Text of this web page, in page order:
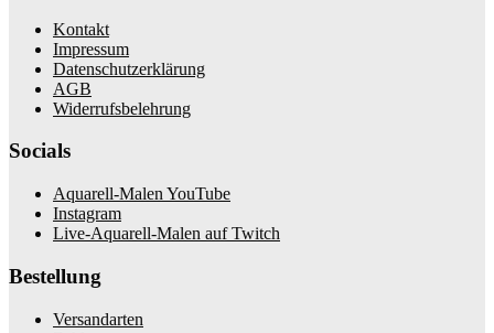
Kontakt
Impressum
Datenschutzerklärung
AGB
Widerrufsbelehrung
Socials
Aquarell-Malen YouTube
Instagram
Live-Aquarell-Malen auf Twitch
Bestellung
Versandarten